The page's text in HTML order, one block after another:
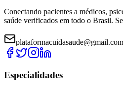
Conectando pacientes a médicos,
saúde verificados em todo o Brasil.
plataformacuidasaude@gmail.com
Especialidades